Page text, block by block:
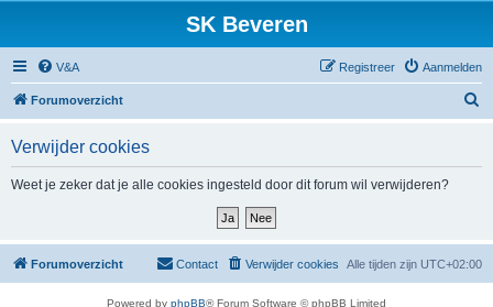
SK Beveren
V&A Aanmelden
Registreer
Forumoverzicht
Verwijder cookies
Weet je zeker dat je alle cookies ingesteld door dit forum wil verwijderen?
Forumoverzicht Alle tijden zijn UTC+02:00
Verwijder cookies
Contact
Powered by phpBB® Forum Software © phpBB Limited